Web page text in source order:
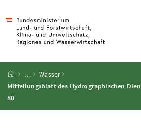
Startseite
…
Wasser
Mitteilungsblatt des Hydrographischen
80